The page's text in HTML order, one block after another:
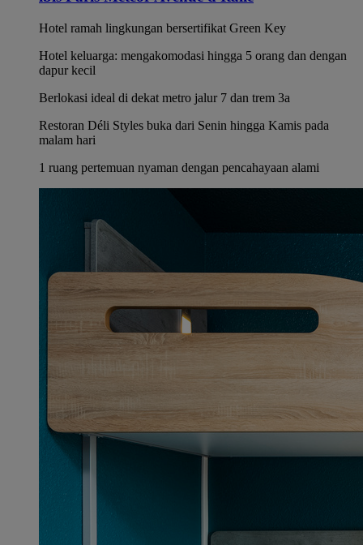
Hotel ramah lingkungan bersertifikat Green Key
Hotel keluarga: mengakomodasi hingga 5 orang dan dengan
dapur kecil
Berlokasi ideal di dekat metro jalur 7 dan trem 3a
Restoran Déli Styles buka dari Senin hingga Kamis pada
malam hari
1 ruang pertemuan nyaman dengan pencahayaan alami